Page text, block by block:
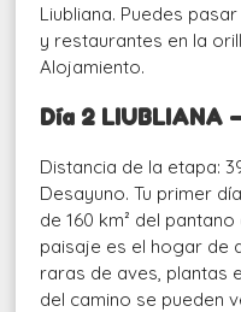
Liubliana. Puedes
y restaurantes en la
Alojamiento.
Día 2 LIUBLIANA
Distancia de la etapa:
Desayuno. Tu primer
de 160 km² del
paisaje es el hogar de
raras de aves, plantas
del camino se pueden